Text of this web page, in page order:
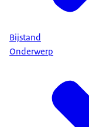
Bijstand
Onderwerp